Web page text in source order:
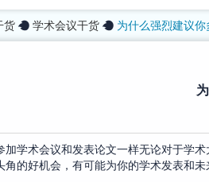
货 学术会议干货 为什么强烈建议
加学术会议和发表论文一样无论对于学
角的好机会，有可能为你的学术发表和未